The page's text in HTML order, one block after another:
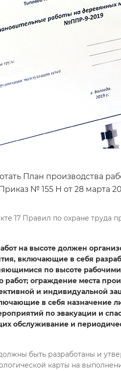
План производства
№ 155 Н от 28 марта
17 Правил по охране труда
на высоте должен
включающие в себя
по высоте
работ; ограждение места
и индивидуальной
в себя назначение
по эвакуации и
обслуживание и
быть разработаны и
карты на